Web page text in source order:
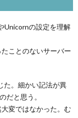
Unicornの設定を理解
ことのないサーバー
た。細かい記法が異
だと思う。
変ではなかった。む